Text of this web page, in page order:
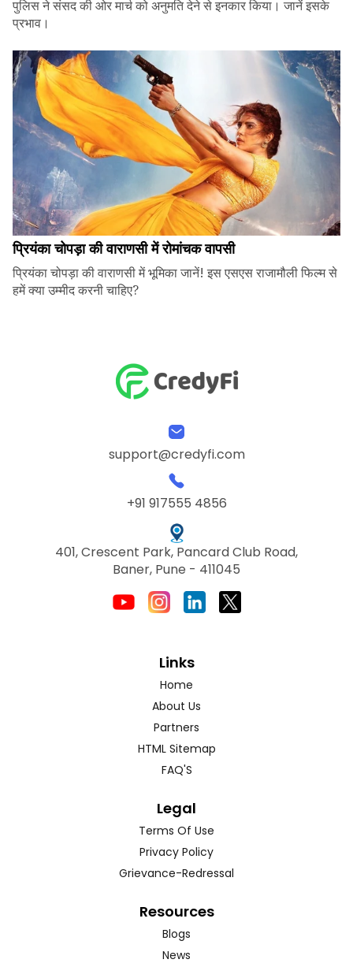
पुलिस ने संसद की ओर मार्च को अनुमति देने से इनकार किया। जानें इसके
प्रभाव।
प्रियंका चोपड़ा की वाराणसी में रोमांचक वापसी
प्रियंका चोपड़ा की वाराणसी में भूमिका जानें! इस एसएस राजामौली फिल्म से
हमें क्या उम्मीद करनी चाहिए?
support@credyfi.com
+91 917555 4856
401, Crescent Park, Pancard Club Road,
Baner, Pune - 411045
Links
Home
About Us
Partners
HTML Sitemap
FAQ'S
Legal
Terms Of Use
Privacy Policy
Grievance-Redressal
Resources
Blogs
News